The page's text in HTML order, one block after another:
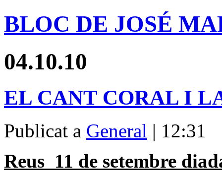
BLOC DE JOSÉ
04.10.10
EL CANT CORAL I
Publicat a General | 12:31
Reus 11 de setembre